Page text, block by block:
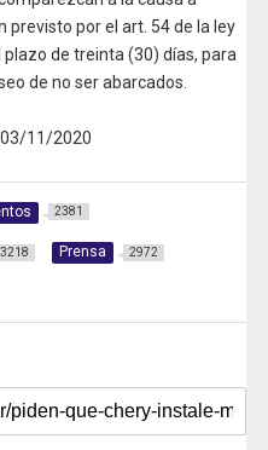
previsto por el art. 54 de la ley
de treinta (30) días, para
de no ser abarcados.
03/11/2020
2381
3218 Prensa 2972